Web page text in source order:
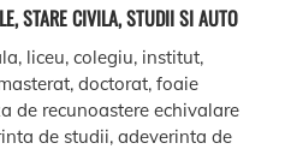
STARE CIVILA, STUDII SI AUTO
liceu, colegiu, institut,
doctorat, foaie
de recunoastere echivalare
de studii, adeverinta de